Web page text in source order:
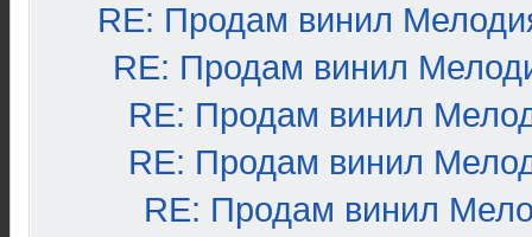
RE: Продам винил
RE: Продам винил
RE: Продам винил
RE: Продам винил
RE: Продам винил